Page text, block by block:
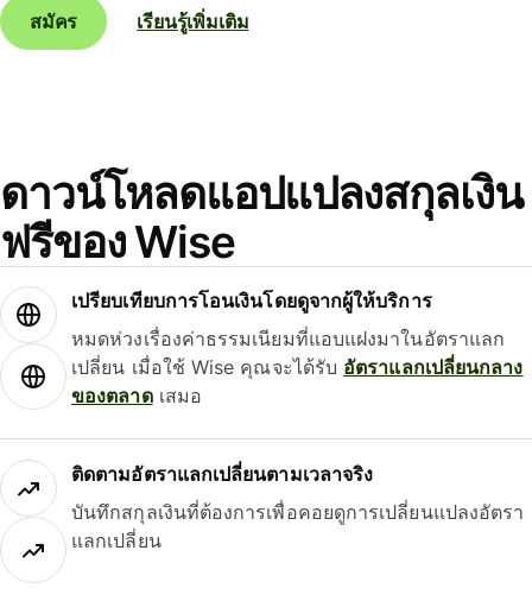
สมัคร เรียนรู้เพิ่มเติม
ดาวน์โหลดแอปแปลงสกุลเงิน
ฟรีของ Wise
เปรียบเทียบการโอนเงินโดยดูจากผู้ให้บริการ
หมดห่วงเรื่องค่าธรรมเนียมที่แอบแฝงมาในอัตราแลก
เปลี่ยน เมื่อใช้ Wise คุณจะได้รับ อัตราแลกเปลี่ยนกลาง
ของตลาดเสมอ
ติดตามอัตราแลกเปลี่ยนตามเวลาจริง
บันทึกสกุลเงินที่ต้องการเพื่อคอยดูการเปลี่ยนแปลงอัตรา
แลกเปลี่ยน